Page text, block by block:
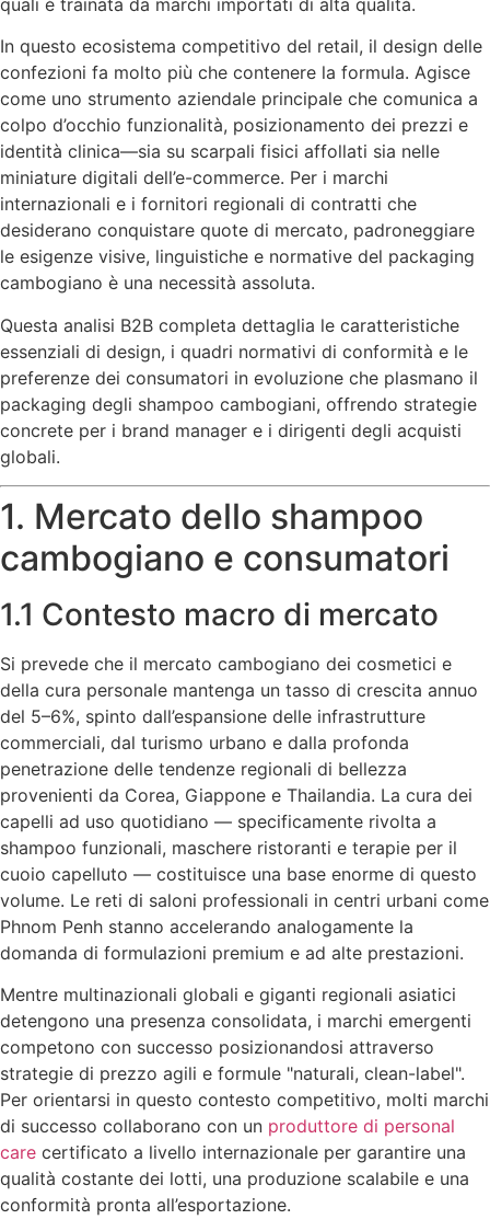
In questo ecosistema competitivo del retail, il design delle
confezioni fa molto più che contenere la formula. Agisce
come uno strumento aziendale principale che comunica a
colpo d’occhio funzionalità, posizionamento dei prezzi e
identità clinica—sia su scarpali fisici affollati sia nelle
miniature digitali dell’e-commerce. Per i marchi
internazionali e i fornitori regionali di contratti che
desiderano conquistare quote di mercato, padroneggiare
le esigenze visive, linguistiche e normative del packaging
cambogiano è una necessità assoluta.
Questa analisi B2B completa dettaglia le caratteristiche
essenziali di design, i quadri normativi di conformità e le
preferenze dei consumatori in evoluzione che plasmano il
packaging degli shampoo cambogiani, offrendo strategie
concrete per i brand manager e i dirigenti degli acquisti
globali.
1. Mercato dello shampoo
cambogiano e consumatori
1.1 Contesto macro di mercato
Si prevede che il mercato cambogiano dei cosmetici e
della cura personale mantenga un tasso di crescita annuo
del 5–6%, spinto dall’espansione delle infrastrutture
commerciali, dal turismo urbano e dalla profonda
penetrazione delle tendenze regionali di bellezza
provenienti da Corea, Giappone e Thailandia. La cura dei
capelli ad uso quotidiano — specificamente rivolta a
shampoo funzionali, maschere ristoranti e terapie per il
cuoio capelluto — costituisce una base enorme di questo
volume. Le reti di saloni professionali in centri urbani come
Phnom Penh stanno accelerando analogamente la
domanda di formulazioni premium e ad alte prestazioni.
Mentre multinazionali globali e giganti regionali asiatici
detengono una presenza consolidata, i marchi emergenti
competono con successo posizionandosi attraverso
strategie di prezzo agili e formule "naturali, clean-label".
Per orientarsi in questo contesto competitivo, molti marchi
di successo collaborano con un produttore di personal
care certificato a livello internazionale per garantire una
qualità costante dei lotti, una produzione scalabile e una
conformità pronta all’esportazione.